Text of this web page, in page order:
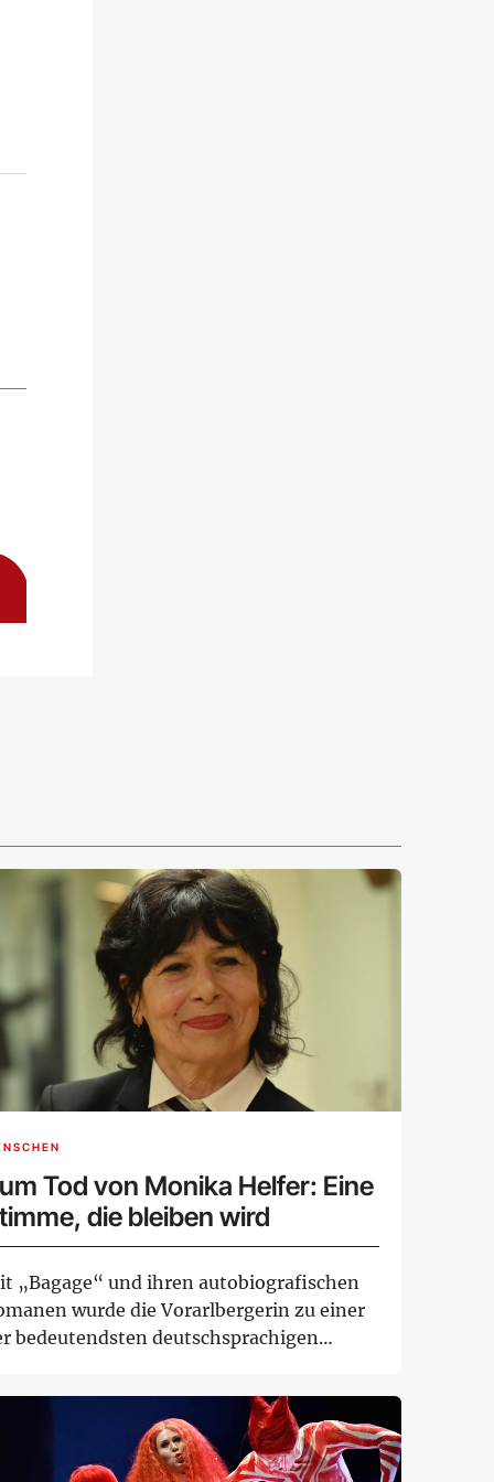
Tod von Monika Helfer: Eine
die bleiben wird
„Bagage“ und ihren autobiografischen
wurde die Vorarlbergerin zu einer
bedeutendsten deutschsprachigen